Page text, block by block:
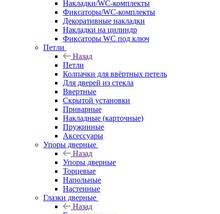
Накладки/WC-комплекты
Фиксаторы/WC-комплекты
Декоративные накладки
Накладки на цилиндр
Фиксаторы WC под ключ
Петли
Назад
Петли
Колпачки для ввёртных петель
Для дверей из стекла
Ввертные
Скрытой установки
Приварные
Накладные (карточные)
Пружинные
Аксессуары
Упоры дверные
Назад
Упоры дверные
Торцевые
Напольные
Настенные
Глазки дверные
Назад